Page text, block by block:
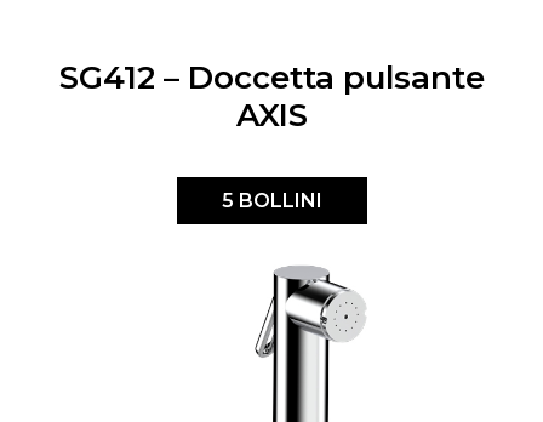
SG412 – Doccetta pulsante
AXIS
5 BOLLINI